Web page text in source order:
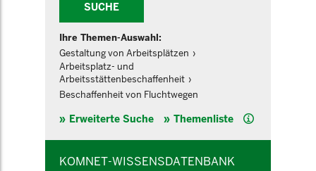
SUCHE
Ihre Themen-Auswahl:
Gestaltung von Arbeitsplätzen
Arbeitsplatz- und
Arbeitsstättenbeschaffenheit
Beschaffenheit von Fluchtwegen
Erweiterte Suche Themenliste Hilfe
KOMNET-WISSENSDATENBANK